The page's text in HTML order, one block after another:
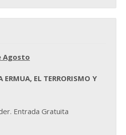
Agosto
ERMUA, EL TERRORISMO Y
Entrada Gratuita